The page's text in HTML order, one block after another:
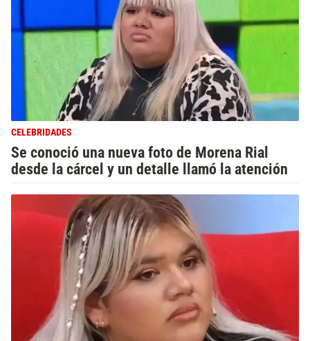
CELEBRIDADES
Se conoció una nueva foto de Morena Rial
desde la cárcel y un detalle llamó la atención